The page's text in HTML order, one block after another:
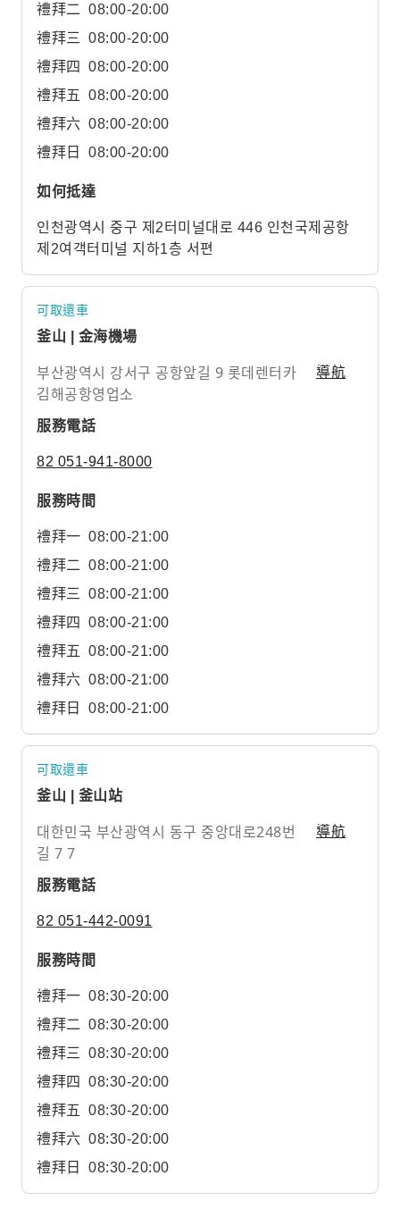
禮拜二 08:00-20:00
禮拜三
08:00-20:00
禮拜四
08:00-20:00
禮拜五
08:00-20:00
禮拜六 08:00-20:00
禮拜日
08:00-20:00
如何抵達
인천광역시 중구 제2터미널대로 446 인천국제공항
제2여객터미널 지하1층 서편
可取還車
釜山 | 金海機場
부산광역시 강서구 공항앞길 9 롯데렌터카
김해공항영업소
導航
服務電話
82 051-941-8000
服務時間
禮拜一 08:00-21:00
禮拜二 08:00-21:00
禮拜三
08:00-21:00
禮拜四
08:00-21:00
禮拜五
08:00-21:00
禮拜六 08:00-21:00
禮拜日
08:00-21:00
可取還車
釜山 | 釜山站
대한민국 부산광역시 동구 중앙대로248번
길 7 7
導航
服務電話
82 051-442-0091
服務時間
禮拜一 08:30-20:00
禮拜二 08:30-20:00
禮拜三
08:30-20:00
禮拜四
08:30-20:00
禮拜五
08:30-20:00
禮拜六 08:30-20:00
禮拜日
08:30-20:00